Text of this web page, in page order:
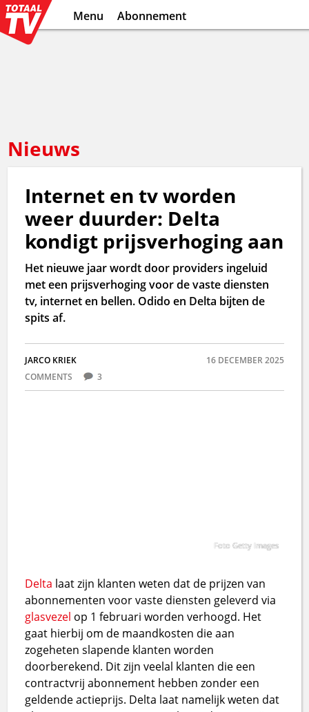
Menu Abonnement
Nieuws
Internet en tv worden
weer duurder: Delta
kondigt prijsverhoging aan
Het nieuwe jaar wordt door providers ingeluid
met een prijsverhoging voor de vaste diensten
tv, internet en bellen. Odido en Delta bijten de
spits af.
JARCO KRIEK
16 DECEMBER 2025
COMMENTS
3
Foto Getty Images
Delta laat zijn klanten weten dat de prijzen van
abonnementen voor vaste diensten geleverd via
glasvezel op 1 februari worden verhoogd. Het
gaat hierbij om de maandkosten die aan
zogeheten slapende klanten worden
doorberekend. Dit zijn veelal klanten die een
contractvrij abonnement hebben zonder een
geldende actieprijs. Delta laat namelijk weten dat